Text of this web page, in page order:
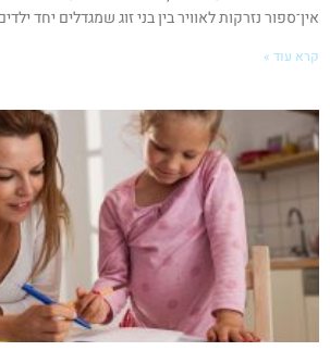
אין־ספור נזרקות לאוויר בין בני זוג שמגדלים יחד
קרא עוד »